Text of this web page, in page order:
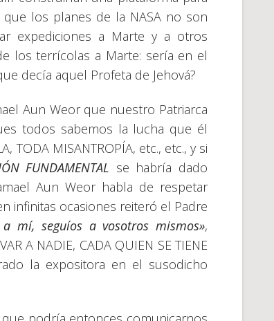
los planes de la NASA no son
expediciones a Marte y a otros
los terrícolas a Marte: sería en el
decía aquel Profeta de Jehová?
Aun Weor que nuestro Patriarca
todos sabemos la lucha que él
TODA MISANTROPÍA, etc., etc., y si
FUNDAMENTAL se habría dado
Aun Weor habla de respetar
infinitas ocasiones reiteró el Padre
mí, seguíos a vosotros mismos»,
A NADIE, CADA QUIEN SE TIENE
la expositora en el susodicho